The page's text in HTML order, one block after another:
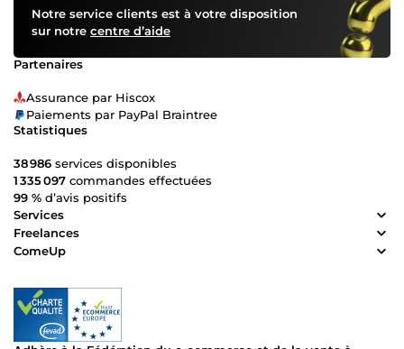
Notre service clients est à votre disposition
sur notre centre d’aide
Partenaires
Assurance par Hiscox
Paiements par PayPal Braintree
Statistiques
38 986 services disponibles
1 335 097 commandes effectuées
99 % d’avis positifs
Services
Freelances
ComeUp